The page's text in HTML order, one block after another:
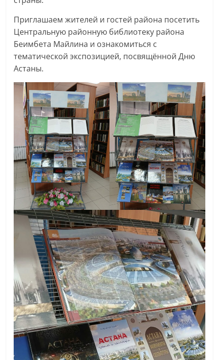
Приглашаем жителей и гостей района посетить
Центральную районную библиотеку района
Беимбета Майлина и ознакомиться с
тематической экспозицией, посвящённой Дню
Астаны.